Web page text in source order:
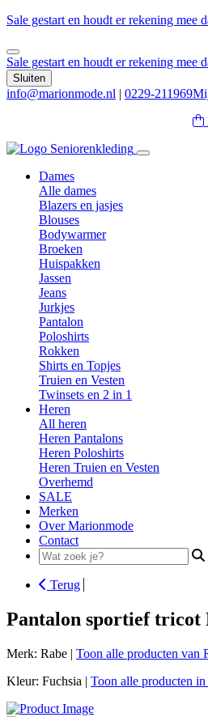
Sale gestart en houdt er rekening
Sale gestart en houdt er rekening
Sluiten
info@marionmode.nl | 0229-211969
Dames
Alle dames
Blazers en jasjes
Blouses
Bodywarmer
Broeken
Huispakken
Jassen
Jeans
Jurkjes
Pantalon
Poloshirts
Rokken
Shirts en Topjes
Truien en Vesten
Twinsets en 2 in 1
Heren
All heren
Heren Pantalons
Heren Poloshirts
Heren Truien en Vesten
Overhemd
SALE
Merken
Over Marionmode
Contact
Search
for:
Terug
Pantalon sportief tricot
Merk: Rabe | Toon alle producten van
Kleur: Fuchsia | Toon alle producten